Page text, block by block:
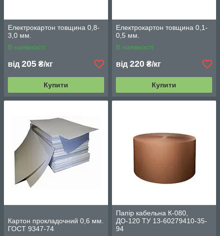
Електрокартон товщина 0,8-
3,0 мм.
В наявності
від 205 ₴/кг
Купити
Електрокартон товщина 0,1-
0,5 мм.
В наявності
від 220 ₴/кг
Купити
Картон прокладочний 0,6 мм.
ГОСТ 9347-74
Папір кабельна К-080,
ДО-120 ТУ 13-60279410-35-
94